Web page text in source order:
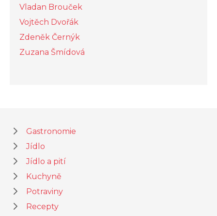
Vladan Brouček
Vojtěch Dvořák
Zdeněk Černýk
Zuzana Šmídová
Gastronomie
Jídlo
Jídlo a pití
Kuchyně
Potraviny
Recepty